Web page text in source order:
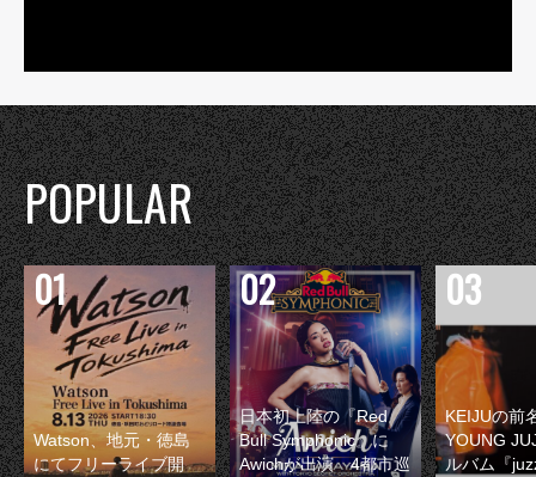
POPULAR
Watson、地元・徳島
にてフリーライブ開
日本初上陸の『Red
Bull Symphonic』に
Awichが出演 4都市巡
KEIJUの前
YOUNG
ルバム『